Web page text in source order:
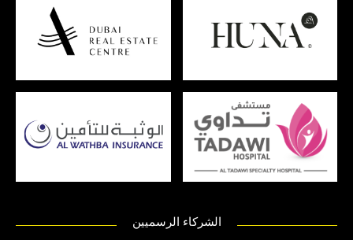
الشركاء الرسميين